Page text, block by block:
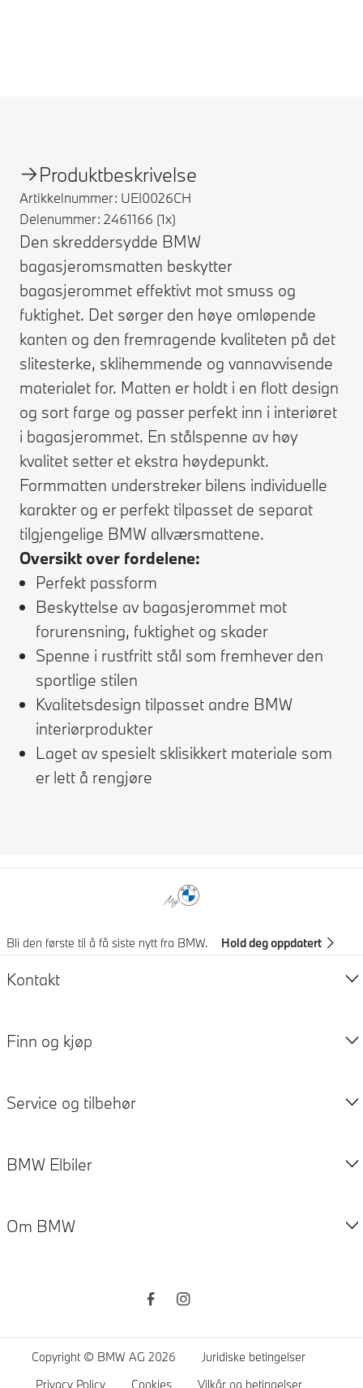
Produktbeskrivelse
Artikkelnummer: UEI0026CH
Delenummer: 2461166 (1x)
Den skreddersydde BMW
bagasjeromsmatten beskytter
bagasjerommet effektivt mot smuss og
fuktighet. Det sørger den høye omløpende
kanten og den fremragende kvaliteten på det
slitesterke, sklihemmende og vannavvisende
materialet for. Matten er holdt i en flott design
og sort farge og passer perfekt inn i interiøret
i bagasjerommet. En stålspenne av høy
kvalitet setter et ekstra høydepunkt.
Formmatten understreker bilens individuelle
karakter og er perfekt tilpasset de separat
tilgjengelige BMW allværsmattene.
Oversikt over fordelene:
Perfekt passform
Beskyttelse av bagasjerommet mot
forurensning, fuktighet og skader
Spenne i rustfritt stål som fremhever den
sportlige stilen
Kvalitetsdesign tilpasset andre BMW
interiørprodukter
Laget av spesielt sklisikkert materiale som
er lett å rengjøre